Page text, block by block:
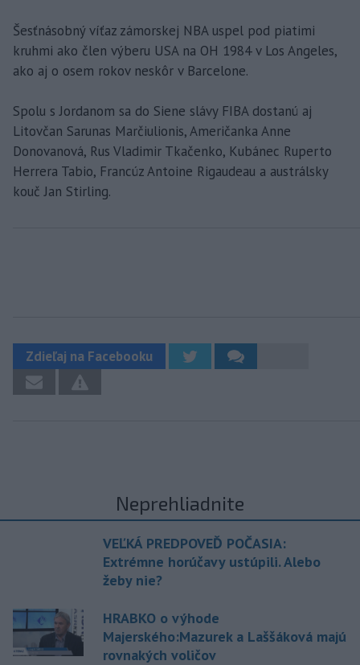
Šesťnásobný víťaz zámorskej NBA uspel pod piatimi
kruhmi ako člen výberu USA na OH 1984 v Los Angeles,
ako aj o osem rokov neskôr v Barcelone.
Spolu s Jordanom sa do Siene slávy FIBA dostanú aj
Litovčan Sarunas Marčiulionis, Američanka Anne
Donovanová, Rus Vladimir Tkačenko, Kubánec Ruperto
Herrera Tabio, Francúz Antoine Rigaudeau a austrálsky
kouč Jan Stirling.
Zdieľaj na Facebooku
Neprehliadnite
VEĽKÁ PREDPOVEĎ POČASIA:
Extrémne horúčavy ustúpili. Alebo
žeby nie?
HRABKO o výhode
Majerského:Mazurek a Laššáková majú
rovnakých voličov